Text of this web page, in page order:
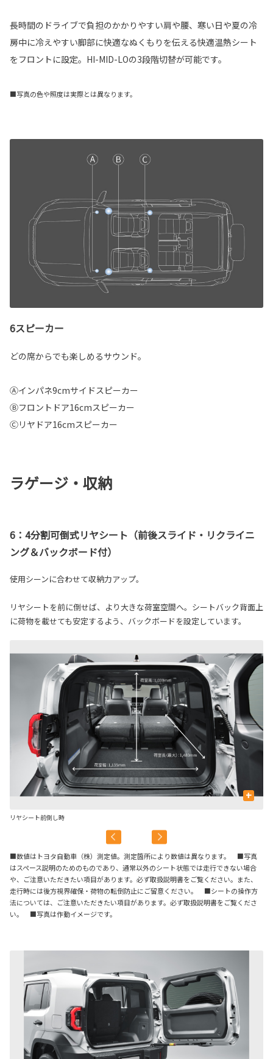
長時間のドライブで負担のかかりやすい肩や腰、寒い日や夏の冷
房中に冷えやすい脚部に快適なぬくもりを伝える快適温熱シート
をフロントに設定。HI-MID-LOの3段階切替が可能です。
■写真の色や照度は実際とは異なります。
6スピーカー
どの席からでも楽しめるサウンド。
Ⓐインパネ9cmサイドスピーカー
Ⓑフロントドア16cmスピーカー
Ⓒリヤドア16cmスピーカー
ラゲージ・収納
6：4分割可倒式リヤシート（前後スライド・リクライニ
ング＆バックボード付）
使用シーンに合わせて収納力アップ。
リヤシートを前に倒せば、より大きな荷室空間へ。シートバック背面上
に荷物を載せても安定するよう、バックボードを設定しています。
+
リヤシート前倒し時
■数値はトヨタ自動車（株）測定値。測定箇所により数値は異なります。 ■写真
はスペース説明のためのものであり、通常以外のシート状態では走行できない場合
や、ご注意いただきたい項目があります。必ず取扱説明書をご覧ください。また、
走行時には後方視界確保・荷物の転倒防止にご留意ください。 ■シートの操作方
法については、ご注意いただきたい項目があります。必ず取扱説明書をご覧くださ
い。 ■写真は作動イメージです。